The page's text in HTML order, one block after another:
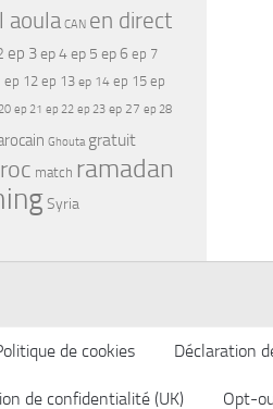
aoula CAN en direct
ep 3ep 4ep 5 ep 6 ep 7
ep 12 ep 13 ep 14 ep 15 ep
ep 21 ep 22 ep 23 ep 27 ep 28
Ghouta gratuit
match ramadan
Syria
de cookies Déclaration
de confidentialité (UK) Opt-